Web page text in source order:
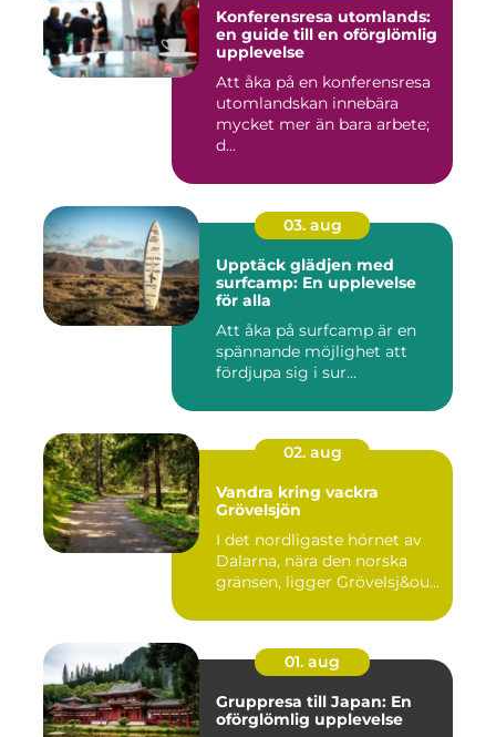
Konferensresa utomlands:
en guide till en oförglömlig
upplevelse
Att åka på en konferensresa
utomlandskan innebära
mycket mer än bara arbete;
d...
03. aug
Upptäck glädjen med
surfcamp: En upplevelse
för alla
Att åka på surfcamp är en
spännande möjlighet att
fördjupa sig i sur...
02. aug
Vandra kring vackra
Grövelsjön
I det nordligaste hörnet av
Dalarna, nära den norska
gränsen, ligger Grövelsj&ou...
01. aug
Gruppresa till Japan: En
oförglömlig upplevelse